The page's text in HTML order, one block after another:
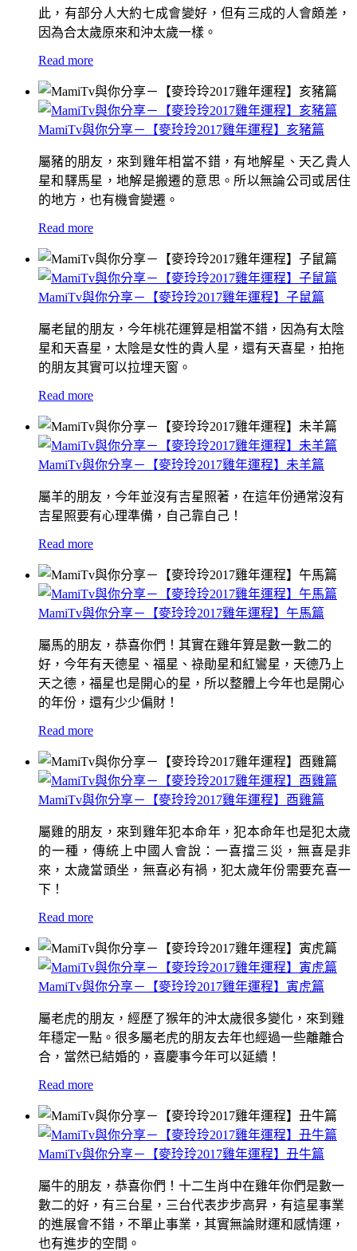
此，有部分人大約七成會變好，但有三成的人會頗差，
因為合太歲原來和沖太歲一樣。
Read more
MamiTv與你分享－【麥玲玲2017雞年運程】亥豬篇
屬豬的朋友，來到雞年相當不錯，有地解星、天乙貴人
星和驛馬星，地解是搬遷的意思。所以無論公司或居住
的地方，也有機會變遷。
Read more
MamiTv與你分享－【麥玲玲2017雞年運程】子鼠篇
屬老鼠的朋友，今年桃花運算是相當不錯，因為有太陰
星和天喜星，太陰是女性的貴人星，還有天喜星，拍拖
的朋友其實可以拉埋天窗。
Read more
MamiTv與你分享－【麥玲玲2017雞年運程】未羊篇
屬羊的朋友，今年並沒有吉星照著，在這年份通常沒有
吉星照要有心理準備，自己靠自己！
Read more
MamiTv與你分享－【麥玲玲2017雞年運程】午馬篇
屬馬的朋友，恭喜你們！其實在雞年算是數一數二的
好，今年有天德星、福星、祿勛星和紅鸞星，天德乃上
天之德，福星也是開心的星，所以整體上今年也是開心
的年份，還有少少偏財！
Read more
MamiTv與你分享－【麥玲玲2017雞年運程】酉雞篇
屬雞的朋友，來到雞年犯本命年，犯本命年也是犯太歲
的一種，傳統上中國人會說：一喜擋三災，無喜是非
來，太歲當頭坐，無喜必有禍，犯太歲年份需要充喜一
下！
Read more
MamiTv與你分享－【麥玲玲2017雞年運程】寅虎篇
屬老虎的朋友，經歷了猴年的沖太歲很多變化，來到雞
年穩定一點。很多屬老虎的朋友去年也經過一些離離合
合，當然已結婚的，喜慶事今年可以延續！
Read more
MamiTv與你分享－【麥玲玲2017雞年運程】丑牛篇
屬牛的朋友，恭喜你們！十二生肖中在雞年你們是數一
數二的好，有三台星，三台代表步步高昇，有這星事業
的進展會不錯，不單止事業，其實無論財運和感情運，
也有進步的空間。